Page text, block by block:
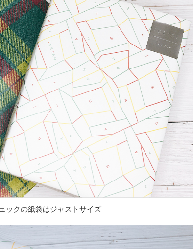
ックの紙袋はジャストサイズ